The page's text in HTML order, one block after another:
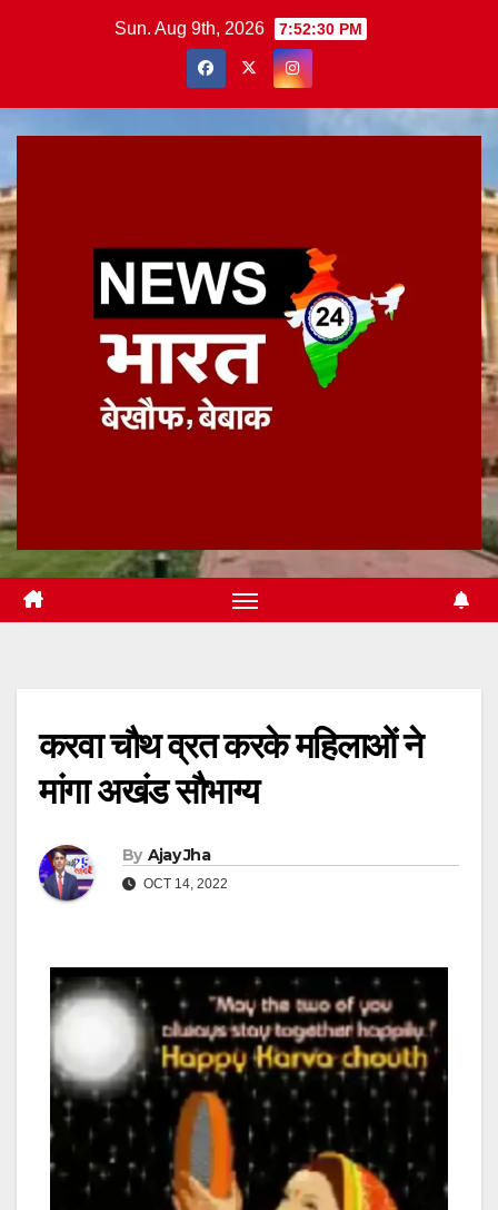
Sun. Aug 9th, 2026 7:52:30 PM
करवा चौथ व्रत करके महिलाओं ने
मांगा अखंड सौभाग्य
By Ajay Jha
OCT 14, 2022